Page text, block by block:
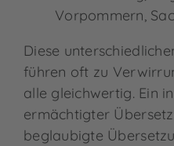
Vorpommern,
Diese
führen oft zu
alle gleichwertig. Ein
ermächtigter
beglaubigte